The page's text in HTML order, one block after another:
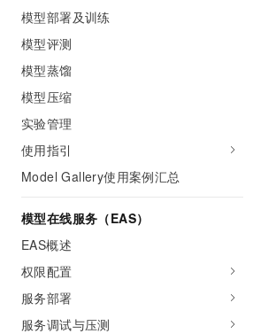
模型部署及训练
模型评测
模型蒸馏
模型压缩
实验管理
使用指引
Model Gallery使用案例汇总
模型在线服务（EAS）
EAS概述
权限配置
服务部署
服务调试与压测